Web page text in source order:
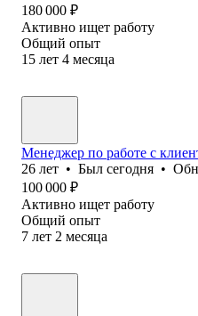
180 000 ₽
Активно ищет работу
Общий опыт
15 лет 4 месяца
Менеджер по работе с
26 лет • Был сегодня •
100 000 ₽
Активно ищет работу
Общий опыт
7 лет 2 месяца